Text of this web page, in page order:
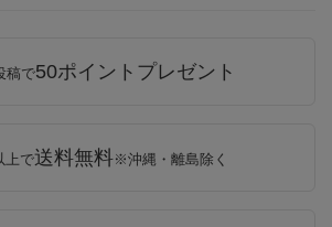
稿で50ポイントプレゼント
上で送料無料※沖縄・離島除く